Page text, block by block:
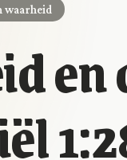
waarheid
en